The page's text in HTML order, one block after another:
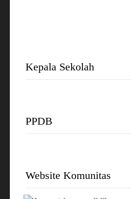
Kepala Sekolah
PPDB
Website Komunitas